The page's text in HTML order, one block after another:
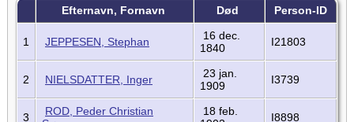
Efternavn, Fornavn Død Person-ID
1 JEPPESEN, Stephan
16 dec.
1840
I21803
2 NIELSDATTER, Inger
23 jan.
1909
I3739
3
ROD, Peder Christian
18 feb.
I8898